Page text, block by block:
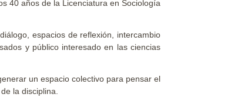
40 años de la Licenciatura en Sociología
espacios de reflexión, intercambio
y público interesado en las ciencias
un espacio colectivo para pensar el
la disciplina.